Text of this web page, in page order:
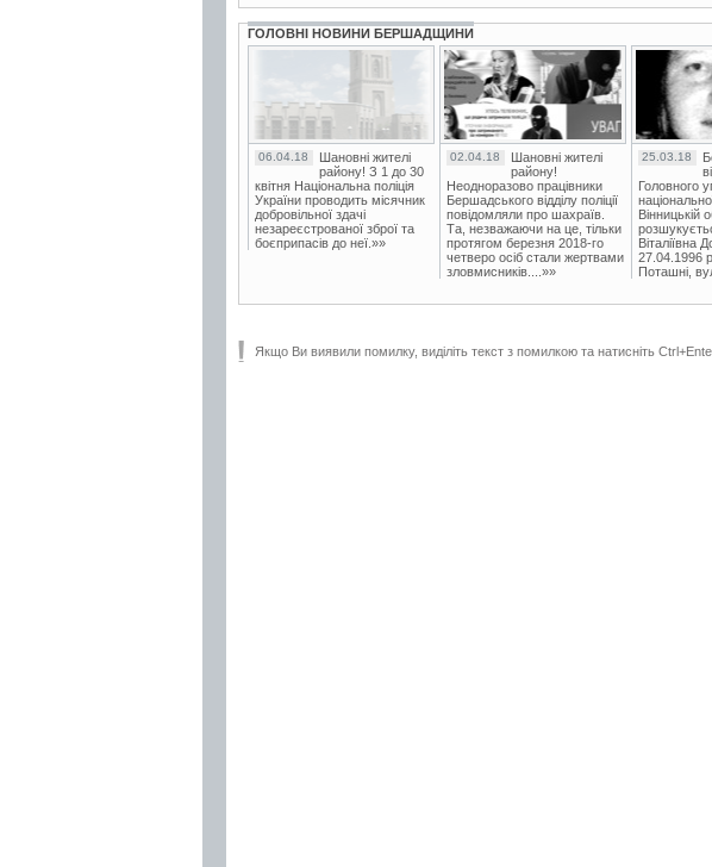
ГОЛОВНІ НОВИНИ БЕРШАДЩИНИ
06.04.18
Шановні жителі
району! З 1 до 30
квітня Національна поліція
України проводить місячник
добровільної здачі
незареєстрованої зброї та
боєприпасів до неї.»»
02.04.18
Шановні жителі
району!
Неодноразово працівники
Бершадського відділу поліції
повідомляли про шахраїв.
Та, незважаючи на це, тільки
протягом березня 2018-го
четверо осіб стали жертвами
зловмисників....»»
25.03.18
Головного
Вінницькій
Віталіївна
27.04.1996
Поташні,
Якщо Ви виявили помилку, виділіть текст з помилкою та натисніть